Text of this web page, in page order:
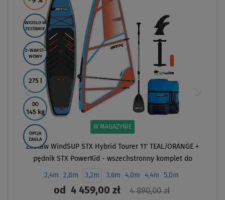
WIOSŁO W
ZESTAWIE
2-WARST-
WOWY
275 l
DO
145 kg
OPCJA
ŻAGLA
W MAGAZYNIE
Zestaw WindSUP STX Hybrid Tourer 11' TEAL/ORANGE +
pędnik STX PowerKid - wszechstronny komplet do
pływania SUP i nauki windsurfing
2,4m 2,8m 3,2m 3,6m 4,0m 4,4m 5,0m
od 4 459,00 zł 4 890,00 zł